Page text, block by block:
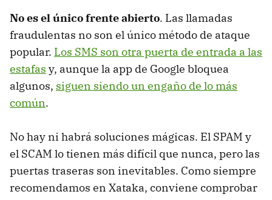
No es el único frente abierto. Las llamadas
fraudulentas no son el único método de ataque
popular. Los SMS son otra puerta de entrada a las
estafas y, aunque la app de Google bloquea
algunos, siguen siendo un engaño de lo más
común.
No hay ni habrá soluciones mágicas. El SPAM y
el SCAM lo tienen más difícil que nunca, pero las
puertas traseras son inevitables. Como siempre
recomendamos en Xataka, conviene comprobar